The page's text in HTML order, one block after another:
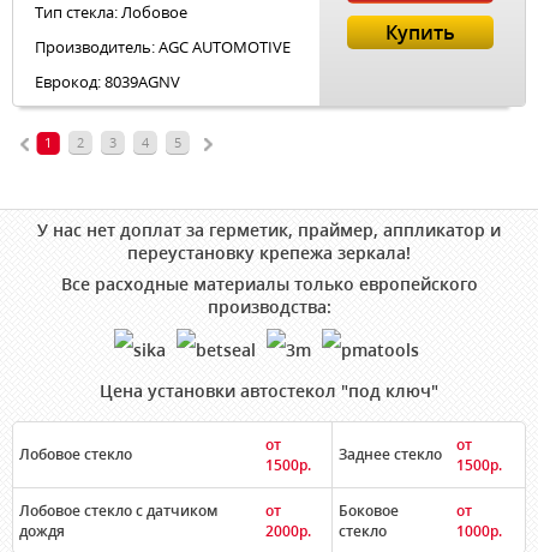
Тип стекла: Лобовое
Производитель: AGC AUTOMOTIVE
Еврокод: 8039AGNV
Купить
1 2 3 4 5
У нас нет доплат за герметик, праймер, аппликатор и
переустановку крепежа зеркала!
Все расходные материалы только европейского
производства:
Цена установки автостекол "под ключ"
Лобовое стекло
от
1500р.
Заднее стекло
от
1500р.
Лобовое стекло с датчиком
дождя
от
2000р.
Боковое
стекло
от
1000р.